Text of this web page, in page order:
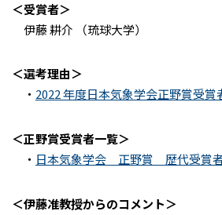
＜受賞者＞
伊藤 耕介 （琉球大学）
＜選考理由＞
・ 2022 年度日本気象学会正野賞受賞
＜正野賞受賞者一覧＞
・ 日本気象学会 正野賞 歴代受賞
＜伊藤准教授からのコメント＞